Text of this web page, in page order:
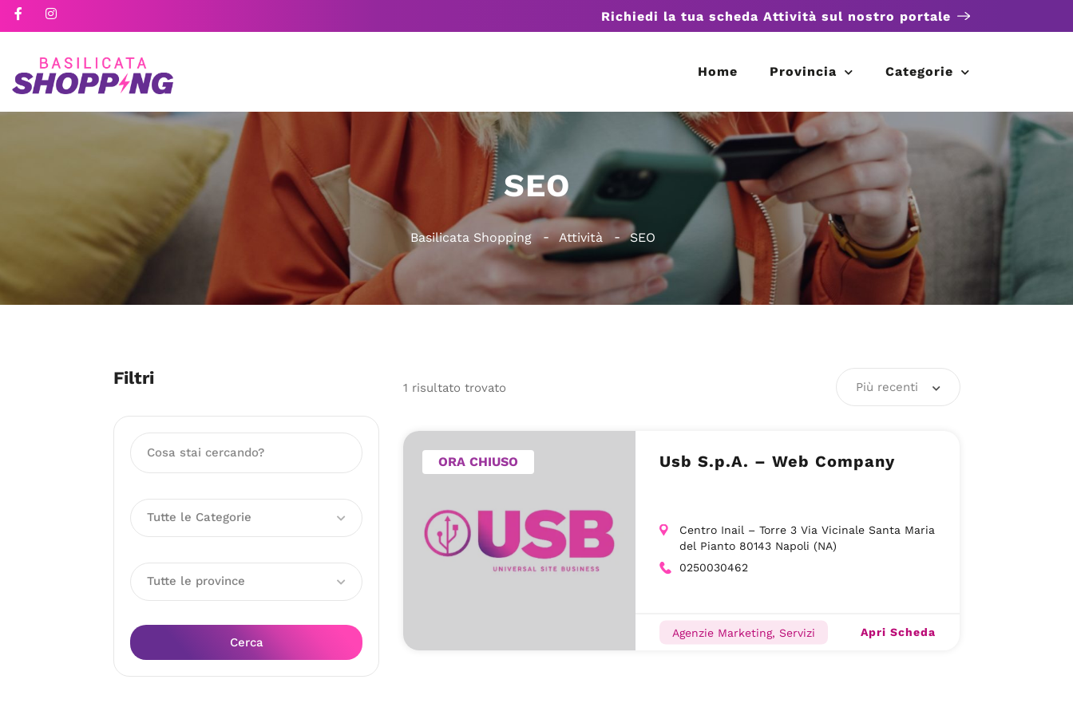
Richiedi la tua scheda Attività sul nostro portale
Home Provincia Categorie
SEO
Basilicata Shopping Attività SEO
Filtri
Tutte le Categorie
Tutte le province
Cerca
1 risultato trovato Più recenti
ORA CHIUSO Usb S.p.A. – Web Company
Centro Inail – Torre 3 Via Vicinale Santa Maria
del Pianto 80143 Napoli (NA)
0250030462
Agenzie Marketing, Servizi Apri Scheda